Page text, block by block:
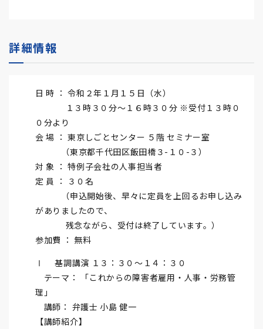
詳細情報
日 時 ： 令和２年１月１５日（水）
１３時３０分～１６時３０分 ※受付１３時０
０分より
会 場 ： 東京しごとセンター ５階 セミナー室
（東京都千代田区飯田橋３-１０-３）
対 象 ： 特例子会社の人事担当者
定 員 ： ３０名
（申込開始後、早々に定員を上回るお申し込み
がありましたので、
残念ながら、受付は終了しています。）
参加費 ： 無料
Ⅰ 基調講演 １３：３０～１４：３０
テーマ： 「これからの障害者雇用・人事・労務管
理」
講師： 弁護士 小島 健一
【講師紹介】